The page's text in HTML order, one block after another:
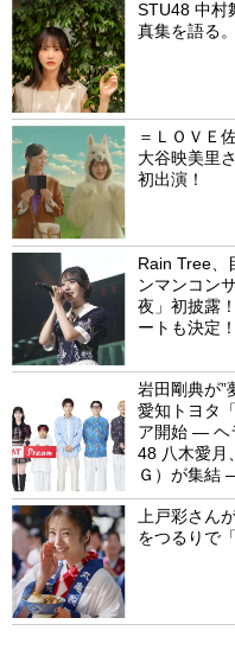
STU48 中村
真集を語る。
＝ＬＯＶＥ
大谷映美里
初出演！
Rain Tree、
ンマンコン
夜」初披露
ートも決定！
岩田剛典が”
愛知トヨタ
ア開始 ― ヘ
48 八木愛月
Ｇ）が集結
上戸彩さん
をつるりで